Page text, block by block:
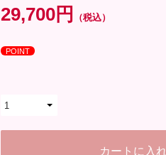
29,700円 （税込）
POINT